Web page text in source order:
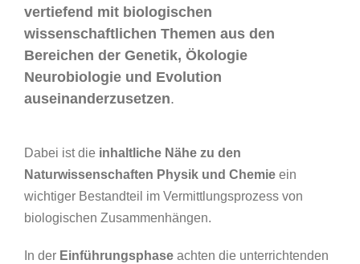
vertiefend mit biologischen
wissenschaftlichen Themen aus den
Bereichen der Genetik, Ökologie
Neurobiologie und Evolution
auseinanderzusetzen.
Dabei ist die inhaltliche Nähe zu den
Naturwissenschaften Physik und Chemieein
wichtiger Bestandteil im Vermittlungsprozess von
biologischen Zusammenhängen.
In der Einführungsphase achten die unterrichtenden